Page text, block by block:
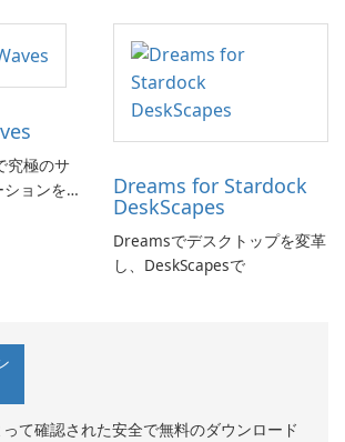
究極のサ
ョンを
Dreams for Stardock
DeskScapes
Dreamsでデスクトップを変革
し、DeskScapesで
て確認された安全で無料のダウンロード